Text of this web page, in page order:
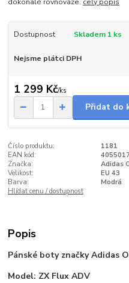
dokonalé rovnováze. celý popis
Dostupnost Skladem 1 ks
Nejsme plátci DPH
1 299 Kč/ks
Přidat do
Číslo produktu:
1181
EAN kód:
Značka:
Adidas
Velikost:
EU 43
Barva:
Modrá
Hlídat cenu / dostupnost
Popis
Pánské boty značky Adidas
Model: ZX Flux ADV